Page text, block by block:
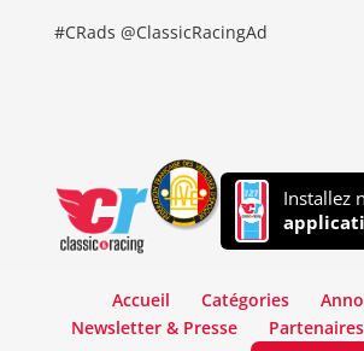
#CRads @ClassicRacingAd
Installez
Accueil Catégories
Newsletter & Presse
Partenaires